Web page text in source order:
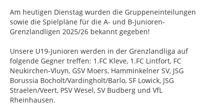
Am heutigen Dienstag wurden die Gruppeneinteilungen
sowie die Spielpläne für die A- und B-Junioren-
Grenzlandligen 2025/26 bekannt gegeben!
Unsere U19-Junioren werden in der Grenzlandliga auf
folgende Gegner treffen: 1.FC Kleve, 1.FC Lintfort, FC
Neukirchen-Vluyn, GSV Moers, Hamminkelner SV, JSG
Borussia Bocholt/Vardingholt/Barlo, SF Lowick, JSG
Straelen/Veert, PSV Wesel, SV Budberg und VfL
Rheinhausen.